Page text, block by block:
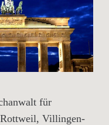
für
Villingen-